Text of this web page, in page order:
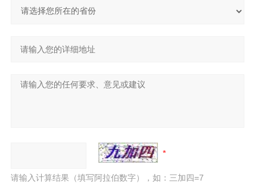
请输入计算结果（填写阿拉伯数字），如：三加四=7